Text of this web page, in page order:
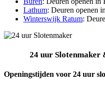
Lathum: Deuren openen
Winterswijk Ratum:
24 uur Slotenmaker
Openingstijden voor 24 uur